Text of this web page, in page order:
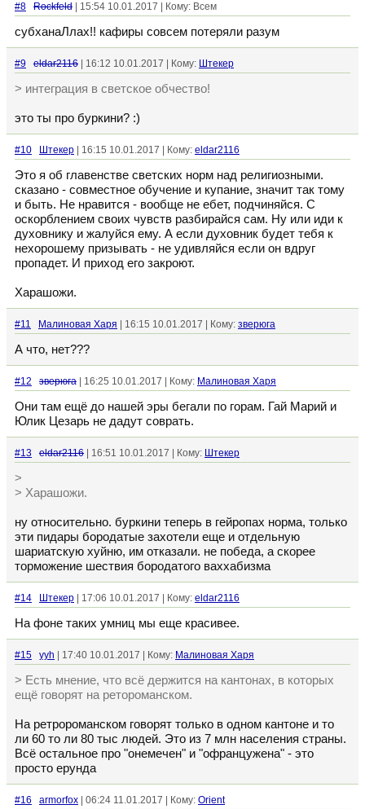
#8 Rockfeld | 15:54 10.01.2017 | Кому: Всем
субханаЛлах!! кафиры совсем потеряли разум
#9 eldar2116 | 16:12 10.01.2017 | Кому: Штекер
> интеграция в светское обчество!
это ты про буркини? :)
#10 Штекер | 16:15 10.01.2017 | Кому: eldar2116
Это я об главенстве светских норм над религиозными.
сказано - совместное обучение и купание, значит так тому
и быть. Не нравится - вообще не ебет, подчиняйся. С
оскорблением своих чувств разбирайся сам. Ну или иди к
духовнику и жалуйся ему. А если духовник будет тебя к
нехорошему призывать - не удивляйся если он вдруг
пропадет. И приход его закроют.
Харашожи.
#11 Малиновая Харя | 16:15 10.01.2017 | Кому: зверюга
А что, нет???
#12 зверюга | 16:25 10.01.2017 | Кому: Малиновая Харя
Они там ещё до нашей эры бегали по горам. Гай Марий и
Юлик Цезарь не дадут соврать.
#13 eldar2116 | 16:51 10.01.2017 | Кому: Штекер
>
> Харашожи.
ну относительно. буркини теперь в гейропах норма, только
эти пидары бородатые захотели еще и отдельную
шариатскую хуйню, им отказали. не победа, а скорее
торможение шествия бородатого ваххабизма
#14 Штекер | 17:06 10.01.2017 | Кому: eldar2116
На фоне таких умниц мы еще красивее.
#15 yyh | 17:40 10.01.2017 | Кому: Малиновая Харя
> Есть мнение, что всё держится на кантонах, в которых
ещё говорят на ретороманском.
На ретророманском говорят только в одном кантоне и то
ли 60 то ли 80 тыс людей. Это из 7 млн населения страны.
Всё остальное про "онемечен" и "офранцужена" - это
просто ерунда
#16 armorfox | 06:24 11.01.2017 | Кому: Orient